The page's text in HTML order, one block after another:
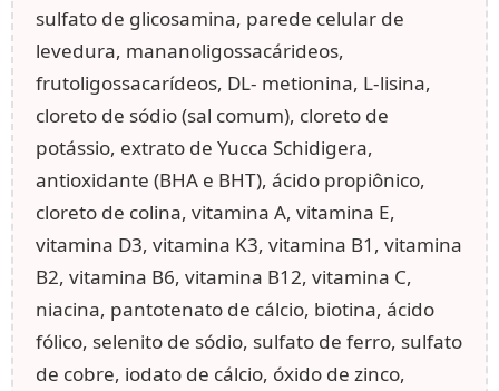
sulfato de glicosamina, parede celular de
levedura, mananoligossacárideos,
frutoligossacarídeos, DL- metionina, L-lisina,
cloreto de sódio (sal comum), cloreto de
potássio, extrato de Yucca Schidigera,
antioxidante (BHA e BHT), ácido propiônico,
cloreto de colina, vitamina A, vitamina E,
vitamina D3, vitamina K3, vitamina B1, vitamina
B2, vitamina B6, vitamina B12, vitamina C,
niacina, pantotenato de cálcio, biotina, ácido
fólico, selenito de sódio, sulfato de ferro, sulfato
de cobre, iodato de cálcio, óxido de zinco,